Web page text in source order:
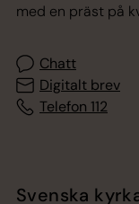
med en präst på
Chatt
Digitalt brev
Telefon 112
Svenska